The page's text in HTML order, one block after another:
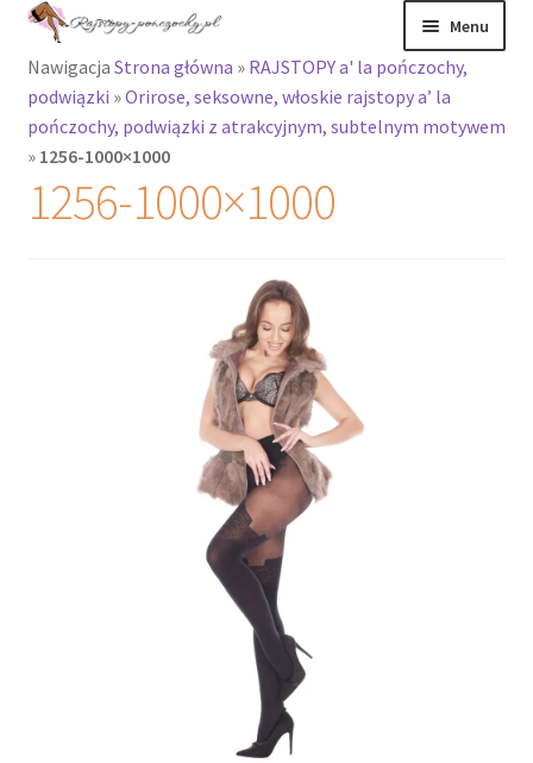
Przejdź
nawigacji
Przejdź
treści
Menu
Rajstopy
Rozwiń
menu
potomne
Rajstopy Orirose
Pończochy i
Rozwiń
potomne
Nawigacja Strona główna » RAJSTOPY a' la pończochy,
podwiązki »Orirose, seksowne, włoskie rajstopy a’ la
pończochy, podwiązki z atrakcyjnym, subtelnym motywem
» 1256-1000×1000
1256-1000×1000